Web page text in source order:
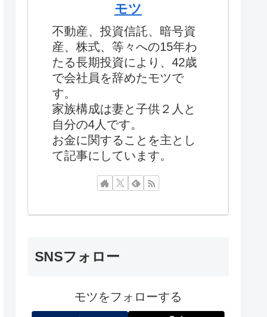
モツ
不動産、投資信託、暗号資
産、株式、等々への15年わ
たる長期投資により、42歳
で会社員を辞めたモツで
す。
家族構成は妻と子供２人と
自分の4人です。
お金に関することを主とし
て記事にしています。
SNSフォロー
モツをフォローする